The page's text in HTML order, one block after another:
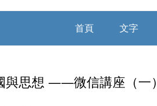
首頁 文字
民國時代
與思想 ——微信講座（一）